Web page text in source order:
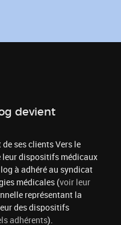
devient
ses clients Vers le
leur dispositifs médicaux
à adhéré au syndicat
médicales (voir leur
représentant la
des dispositifs
adhérents).